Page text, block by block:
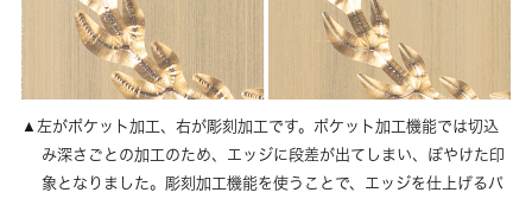
左がポケット加工、右が彫刻加工です。ポケット加工機能では切込
み深さごとの加工のため、エッジに段差が出てしまい、ぼやけた印
象となりました。彫刻加工機能を使うことで、エッジを仕上げるパ